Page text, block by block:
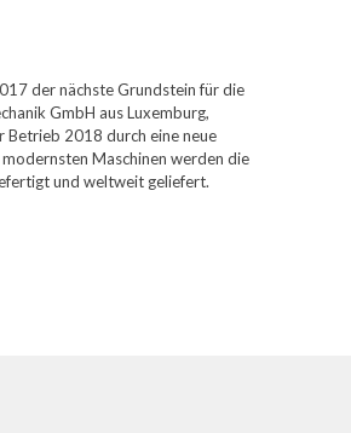
der nächste Grundstein für die
GmbH aus Luxemburg,
Betrieb 2018 durch eine neue
Maschinen werden die
und weltweit geliefert.